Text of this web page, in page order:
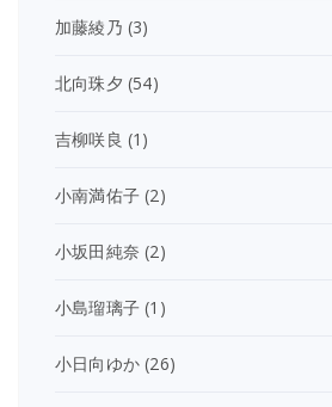
加藤綾乃 (3)
北向珠夕 (54)
吉柳咲良 (1)
小南満佑子 (2)
小坂田純奈 (2)
小島瑠璃子 (1)
小日向ゆか (26)